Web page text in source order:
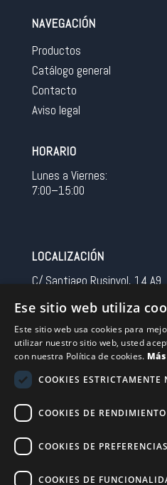
NAVEGACIÓN
Productos
Catálogo general
Contacto
Aviso legal
HORARIO
Lunes a Viernes:
7:00–15:00
LOCALIZACIÓN
C/ Santiago Rusinyol, 14 A9
Spain
CONTACTO
Tel 0034 93 713 37 30
sermovil@sertronic.es
Acceso intranet para
Ese sitio web utiliza
Este sitio web usa cookies para
utilizar nuestro sitio web, usted
con nuestra Política de cookies.
COOKIES ESTRICTAMENTE
COOKIES DE RENDIMIENTO
COOKIES DE PREFERENCIAS
COOKIES DE